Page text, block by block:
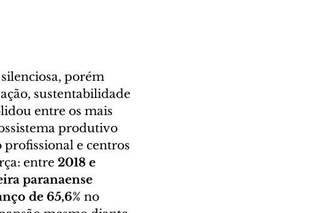
porém
sustentabilidade
entre os mais
produtivo
profissional e centros
entre 2018 e
paranaense
de 65,6% no